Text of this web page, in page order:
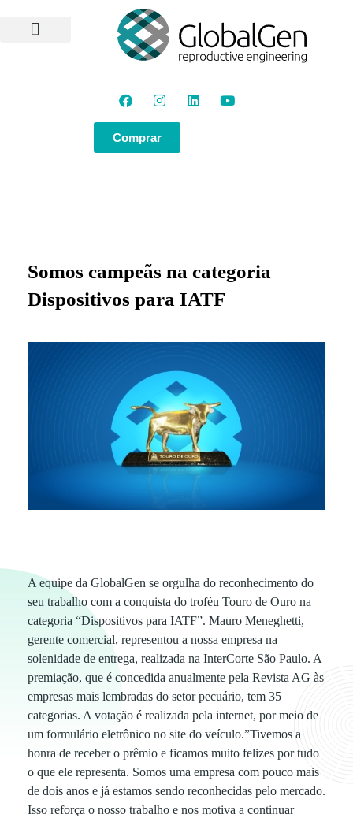
Comprar
Somos campeãs na categoria
Dispositivos para IATF
S
o
m
o
s
c
A equipe da GlobalGen se orgulha do reconhecimento do
seu trabalho com a conquista do troféu Touro de Ouro na
categoria “Dispositivos para IATF”. Mauro Meneghetti,
gerente comercial, representou a nossa empresa na
solenidade de entrega, realizada na InterCorte São Paulo. A
premiação, que é concedida anualmente pela Revista AG às
empresas mais lembradas do setor pecuário, tem 35
categorias. A votação é realizada pela internet, por meio de
um formulário eletrônico no site do veículo.”Tivemos a
honra de receber o prêmio e ficamos muito felizes por tudo
o que ele representa. Somos uma empresa com pouco mais
de dois anos e já estamos sendo reconhecidas pelo mercado.
Isso reforça o nosso trabalho e nos motiva a continuar